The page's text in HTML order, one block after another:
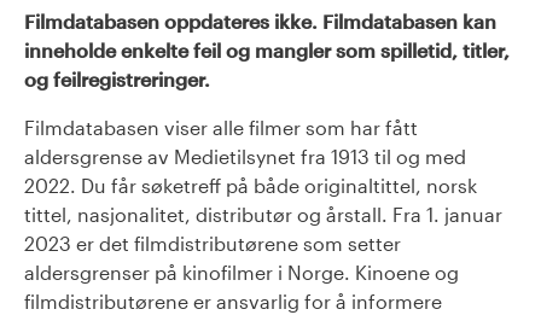
Filmdatabasen oppdateres ikke. Filmdatabasen kan
inneholde enkelte feil og mangler som spilletid, titler,
og feilregistreringer.
Filmdatabasen viser alle filmer som har fått
aldersgrense av Medietilsynet fra 1913 til og med
2022. Du får søketreff på både originaltittel, norsk
tittel, nasjonalitet, distributør og årstall. Fra 1. januar
2023 er det filmdistributørene som setter
aldersgrenser på kinofilmer i Norge. Kinoene og
filmdistributørene er ansvarlig for å informere